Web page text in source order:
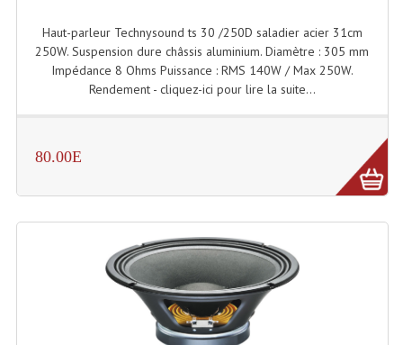
Effets Projection Et Jet De CO2
Machines À Brouillard
Machines À Bulles
Machines À Effet Brouillard
Machines À Fumée Lourde
Machines À Mousse, Neige, Liquides
Haut-parleur Technysound ts 30 /250D saladier acier 31cm
250W. Suspension dure châssis aluminium. Diamètre : 305 mm
Impédance 8 Ohms Puissance : RMS 140W / Max 250W.
Rendement - cliquez-ici pour lire la suite...
80.00E